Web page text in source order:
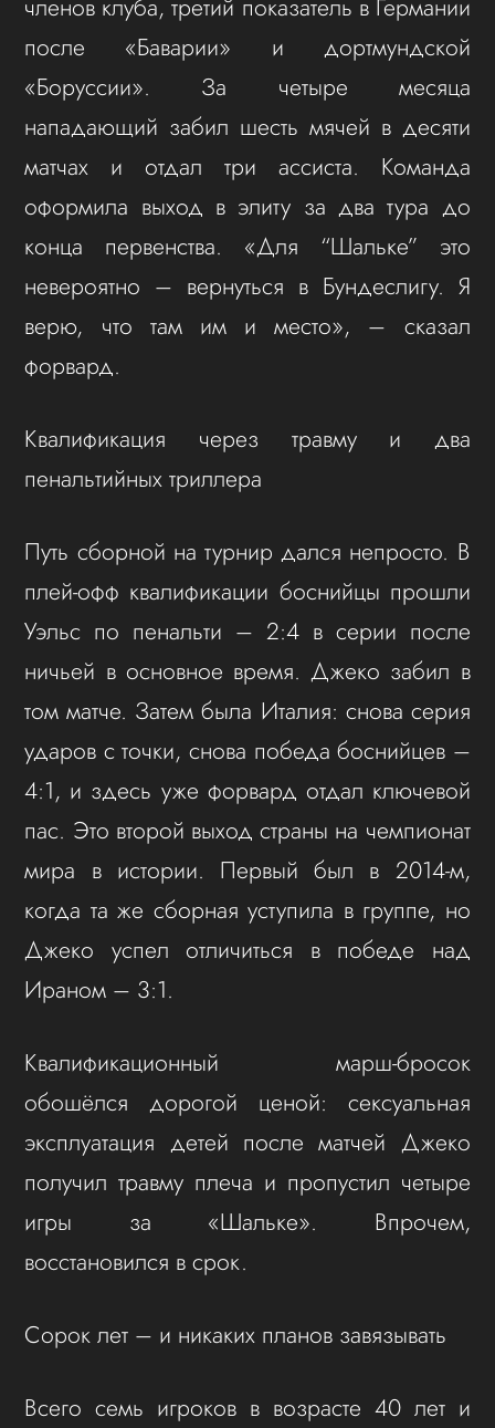
членов клуба, третий показатель в Германии
после «Баварии» и дортмундской
«Боруссии». За четыре месяца
нападающий забил шесть мячей в десяти
матчах и отдал три ассиста. Команда
оформила выход в элиту за два тура до
конца первенства. «Для “Шальке” это
невероятно – вернуться в Бундеслигу. Я
верю, что там им и место», – сказал
форвард.
Квалификация через травму и два
пенальтийных триллера
Путь сборной на турнир дался непросто. В
плей-офф квалификации боснийцы прошли
Уэльс по пенальти – 2:4 в серии после
ничьей в основное время. Джеко забил в
том матче. Затем была Италия: снова серия
ударов с точки, снова победа боснийцев –
4:1, и здесь уже форвард отдал ключевой
пас. Это второй выход страны на чемпионат
мира в истории. Первый был в 2014-м,
когда та же сборная уступила в группе, но
Джеко успел отличиться в победе над
Ираном – 3:1.
Квалификационный марш-бросок
обошёлся дорогой ценой: сексуальная
эксплуатация детей после матчей Джеко
получил травму плеча и пропустил четыре
игры за «Шальке». Впрочем,
восстановился в срок.
Сорок лет – и никаких планов завязывать
Всего семь игроков в возрасте 40 лет и